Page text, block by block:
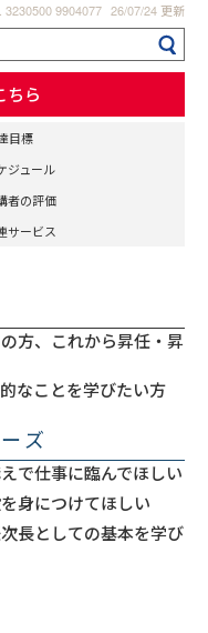
3230500 9904077 26/07/24 更新
ちら
目標
ジュール
者の評価
サービス
方、これから昇任・昇
なことを学びたい方
ズ
で仕事に臨んでほしい
身につけてほしい
長としての基本を学び